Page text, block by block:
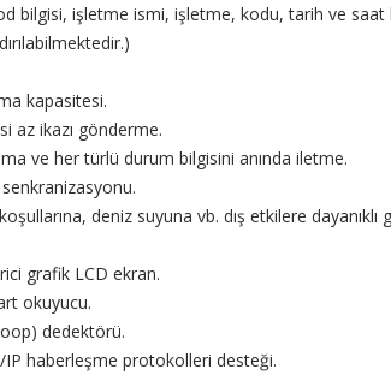
bilgisi, işletme ismi, işletme, kodu, tarih ve saat
kapasitesi.
az ikazı gönderme.
ve her türlü durum bilgisini anında iletme.
deniz suyuna vb. dış etkilere dayanıklı
grafik LCD ekran.
okuyucu.
dedektörü.
IP haberleşme protokolleri desteği.